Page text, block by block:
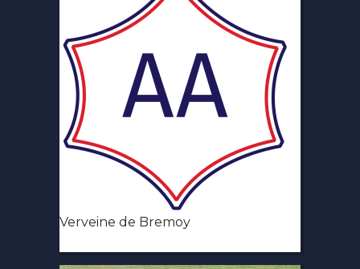
Verveine de Bremoy